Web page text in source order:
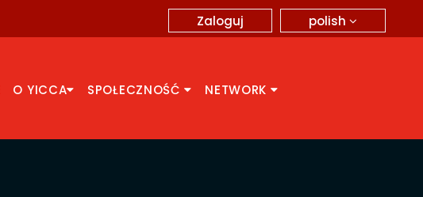
polish
Zaloguj
O YICCA SPOŁECZNOŚĆ NETWORK